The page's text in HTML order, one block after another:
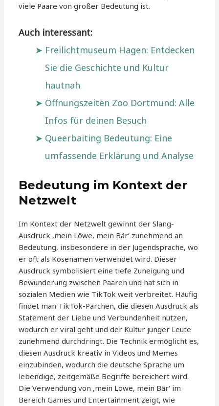
viele Paare von großer Bedeutung ist.
Auch interessant:
Freilichtmuseum Hagen: Entdecken
Sie die Geschichte und Kultur
hautnah
Öffnungszeiten Zoo Dortmund: Alle
Infos für deinen Besuch
Queerbaiting Bedeutung: Eine
umfassende Erklärung und Analyse
Bedeutung im Kontext der
Netzwelt
Im Kontext der Netzwelt gewinnt der Slang-
Ausdruck ‚mein Löwe, mein Bär‘ zunehmend an
Bedeutung, insbesondere in der Jugendsprache, wo
er oft als Kosenamen verwendet wird. Dieser
Ausdruck symbolisiert eine tiefe Zuneigung und
Bewunderung zwischen Paaren und hat sich in
sozialen Medien wie TikTok weit verbreitet. Häufig
findet man TikTok-Pärchen, die diesen Ausdruck als
Statement der Liebe und Verbundenheit nutzen,
wodurch er viral geht und der Kultur junger Leute
zunehmend durchdringt. Die Technik ermöglicht es,
diesen Ausdruck kreativ in Videos und Memes
einzubinden, wodurch die deutsche Sprache um
lebendige, zeitgemäße Begriffe bereichert wird.
Die Verwendung von ‚mein Löwe, mein Bär‘ im
Bereich Games und Entertainment zeigt, wie